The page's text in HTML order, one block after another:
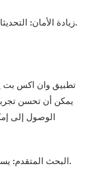
زيادة الأمان: التحديثات تعزز من أمان التطبيق وتحمي بياناتك.
تطبيق وان اكس بت
يمكن أن تحسن
الوصول إلى
البحث المتقدم: يساعدك في العثور على المحتويات بسرعة.